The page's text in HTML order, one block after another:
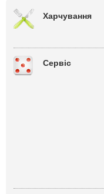
Харчування
Сервіс